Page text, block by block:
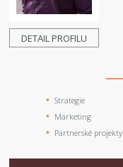
DETAIL PROFILU
Strategie
Marketing
Partnerské projekty